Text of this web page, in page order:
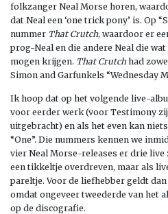
folkzanger Neal Morse horen,
dat Neal een ‘one trick pony’ is. Op
nummer That Crutch, waardoor er
prog-Neal en die andere Neal die
mogen krijgen. That Crutchhad
Simon and Garfunkels “Wednesday
Ik hoop dat op het volgende live-
voor eerder werk (voor Testimony
uitgebracht) en als het even kan
“One”. Die nummers kennen we
vier Neal Morse-releases er drie
een tikkeltje overdreven, maar als
pareltje. Voor de liefhebber geldt
omdat ongeveer tweederde van het
op de discografie.